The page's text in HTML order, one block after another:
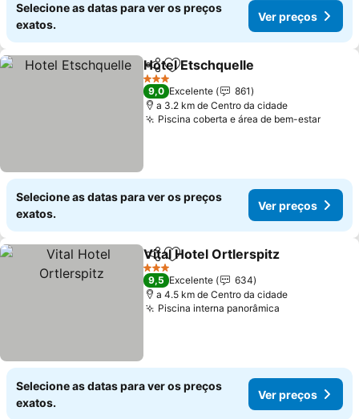
Selecione as datas para ver os preços
exatos.
Ver preços
PartilharAdicionar aos favoritos
Hotel Etschquelle
3 Estrelas
9,0 Excelente
861
a 3.2 km de Centro da cidade
Piscina coberta e área de bem-estar
Selecione as datas para ver os preços
exatos.
Ver preços
PartilharAdicionar aos favoritos
Vital Hotel Ortlerspitz
3 Estrelas
9,5 Excelente
634
a 4.5 km de Centro da cidade
Piscina interna panorâmica
Selecione as datas para ver os preços
exatos.
Ver preços